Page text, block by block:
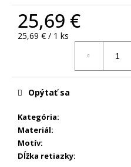
25,69 €
Jednotková
25,69 € / 1 ks
Kategória:
Materiál:
Motív:
Dĺžka retiazky:
Opýtať sa
e
OCEĽOVÁ
KRÍŽ
DAMIAN
TOMTO
PRODUKTE
SI
MÔŽETE
ZVOLIŤ